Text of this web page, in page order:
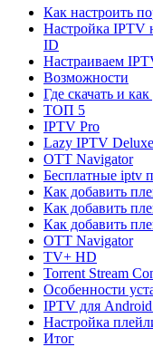
Как настроить
Настройка IPTV
ID
Настраиваем
Возможности
Где скачать и
ТОП 5
IPTV Pro
Lazy IPTV Deluxe
OTT Navigator
Бесплатные iptv
Как добавить
Как добавить
Как добавить
OTT Navigator
TV+ HD
Torrent Stream
Особенности
IPTV для
Настройка
Итог